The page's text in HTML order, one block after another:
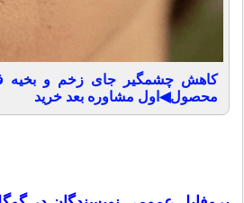
محصول◀اول مشاوره بعد خرید